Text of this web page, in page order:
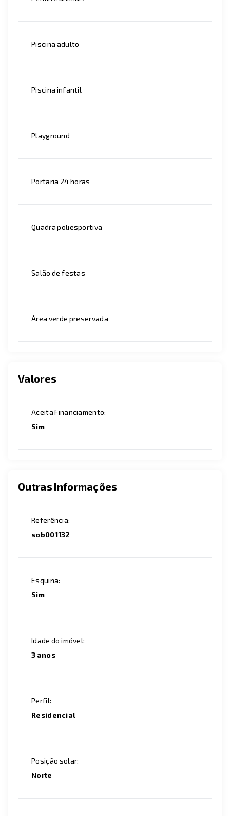
Piscina adulto
Piscina infantil
Playground
Portaria 24 horas
Quadra poliesportiva
Salão de festas
Área verde preservada
Valores
Aceita Financiamento:
Sim
Outras Informações
Referência:
sob001132
Esquina:
Sim
Idade do imóvel:
3 anos
Perfil:
Residencial
Posição solar:
Norte